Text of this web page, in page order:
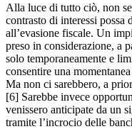
Alla luce di tutto ciò, non
contrasto di interessi possa
all’evasione fiscale. Un
preso in considerazione, a
solo temporaneamente e
consentire una
Ma non ci sarebbero, a
[6] Sarebbe invece
venissero anticipate da un
tramite l’incrocio delle